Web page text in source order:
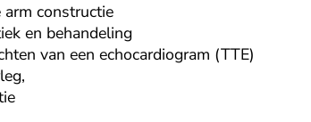
arm constructie
en behandeling
van een echocardiogram (TTE)